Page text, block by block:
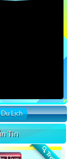
Du Lịch
Tin